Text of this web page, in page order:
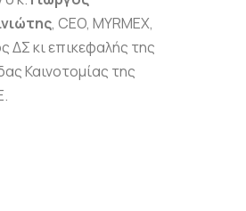
, CEO, MYRMEX,
ΔΣ κι επικεφαλής της
Καινοτομίας της